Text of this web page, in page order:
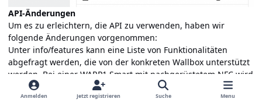
API-Änderungen
Um es zu erleichtern, die API zu verwenden, haben wir
folgende Änderungen vorgenommen:
Unter info/features kann eine Liste von Funktionalitäten
abgefragt werden, die von der konkreten Wallbox unterstützt
werden. Bei einer WARP1 Smart mit nachgerüstetem NFC wird
beispielsweise
Anmelden Jetzt registrieren Suche Menu